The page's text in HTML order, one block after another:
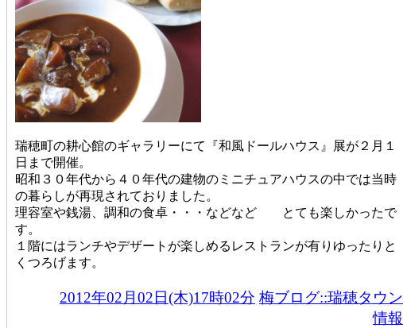
瑞穂町の耕心館のギャラリーにて『和風ドールハウス』展が２月１
日まで開催。
昭和３０年代から４０年代の建物のミニチュアハウスの中では当時
の暮らしが再現されておりました。
理容室や銭湯、調和の食卓・・・などなど とても楽しかったで
す。
１階にはランチやデザートが楽しめるレストランが有りゆったりと
くつろげます。
2012年02月02日(木)17時02分 梅ブログ::瑞穂タウン
情報